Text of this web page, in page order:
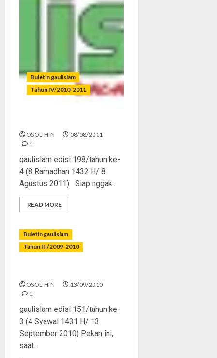
Buletin gaulislam
Tahun IV/2010-2011
OSOLIHIN
08/08/2011
1
gaulislam edisi 198/tahun ke-
4 (8 Ramadhan 1432 H/ 8
Agustus 2011) Siap nggak...
READ MORE
Buletin gaulislam
Tahun III/2009-2010
OSOLIHIN
13/09/2010
1
gaulislam edisi 151/tahun ke-
3 (4 Syawal 1431 H/ 13
September 2010) Pekan ini,
saat...